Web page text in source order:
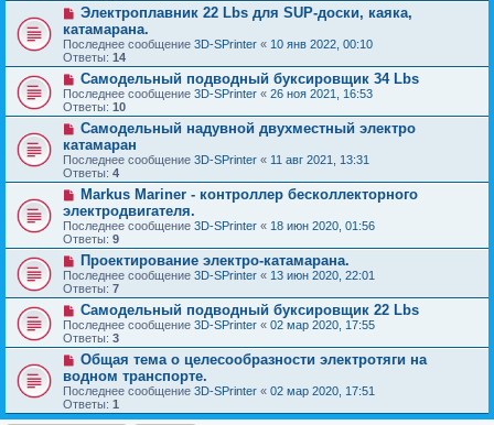
Электроплавник 22 Lbs для SUP-доски, каяка,
катамарана.
Последнее сообщение 3D-SPrinter « 10 янв 2022, 00:10
Ответы: 14
Самодельный подводный буксировщик 34 Lbs
Последнее сообщение 3D-SPrinter « 26 ноя 2021, 16:53
Ответы: 10
Самодельный надувной двухместный электро
катамаран
Последнее сообщение 3D-SPrinter « 11 авг 2021, 13:31
Ответы: 4
Markus Mariner - контроллер бесколлекторного
электродвигателя.
Последнее сообщение 3D-SPrinter « 18 июн 2020, 01:56
Ответы: 9
Проектирование электро-катамарана.
Последнее сообщение 3D-SPrinter « 13 июн 2020, 22:01
Ответы: 7
Самодельный подводный буксировщик 22 Lbs
Последнее сообщение 3D-SPrinter « 02 мар 2020, 17:55
Ответы: 3
Общая тема о целесообразности электротяги на
водном транспорте.
Последнее сообщение 3D-SPrinter « 02 мар 2020, 17:51
Ответы: 1